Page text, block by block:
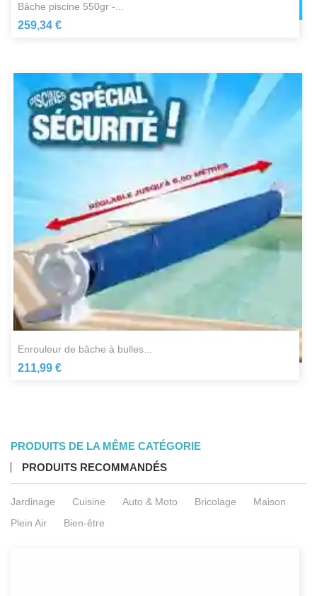
bâche piscine 550gr -...
259,34 €
enrouleur de bâche à bulles...
211,99 €
PRODUITS DE LA MÊME CATÉGORIE
PRODUITS RECOMMANDÉS
Jardinage Cuisine Auto & Moto Bricolage
Maison
Plein Air
Bien-être